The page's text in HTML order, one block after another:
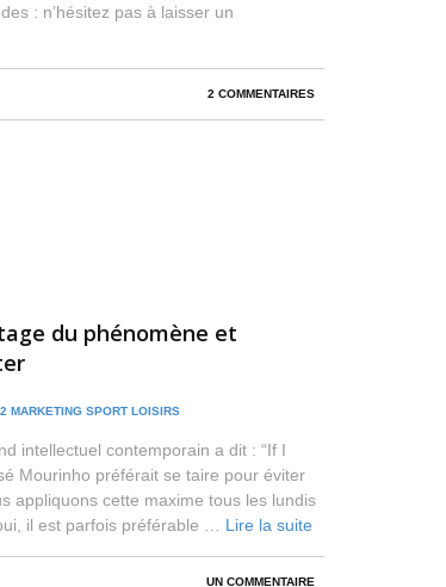
: n’hésitez pas à laisser un
2 COMMENTAIRES
du phénomène et
MARKETING SPORT LOISIRS
intellectuel contemporain a dit : “If I
Mourinho préférait se taire pour éviter
appliquons cette maxime tous les lundis
il est parfois préférable … Lire la suite
UN COMMENTAIRE